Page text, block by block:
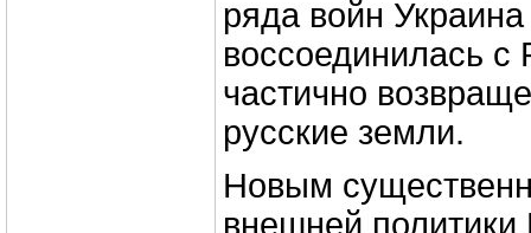
ряда войн
воссоединилась
частично
русские земли.
Новым
внешней